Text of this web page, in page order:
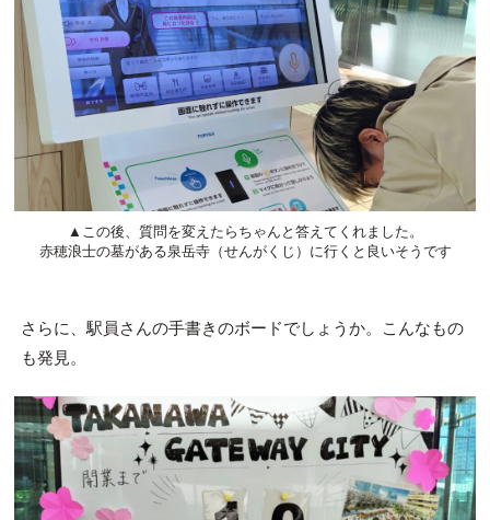
▲この後、質問を変えたらちゃんと答えてくれました。
赤穂浪士の墓がある泉岳寺（せんがくじ）に行くと良いそうです
さらに、駅員さんの手書きのボードでしょうか。こんなもの
も発見。